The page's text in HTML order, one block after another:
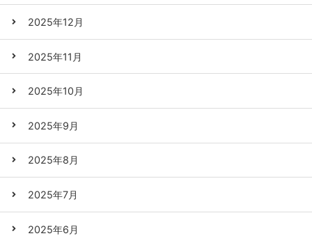
2025年12月
2025年11月
2025年10月
2025年9月
2025年8月
2025年7月
2025年6月